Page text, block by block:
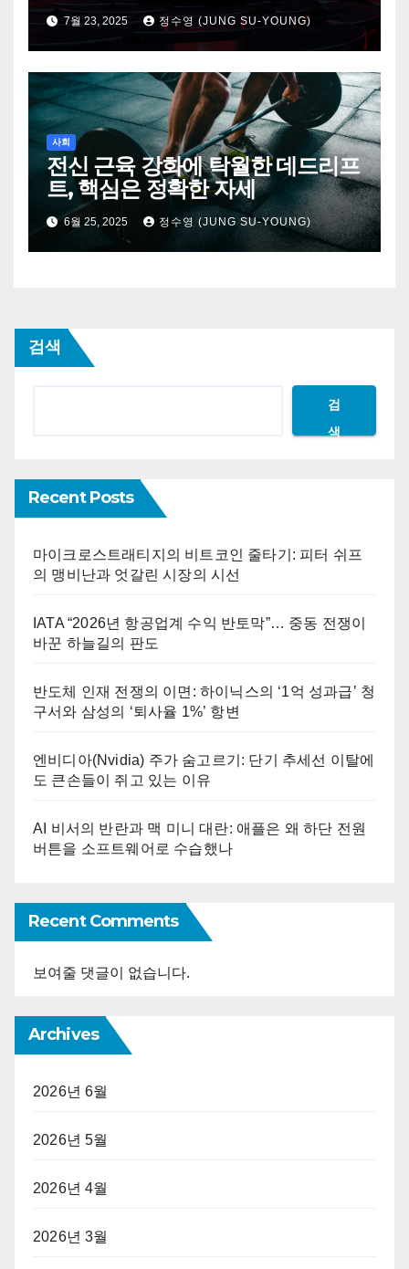
제7월 23, 2025 정수영 (JUNG SU-YOUNG)
사회
전신 근육 강화에 탁월한 데드리프
트, 핵심은 정확한 자세
6월 25, 2025 정수영 (JUNG SU-YOUNG)
검색
검
색
Recent Posts
마이크로스트래티지의 비트코인 줄타기: 피터 쉬프
의 맹비난과 엇갈린 시장의 시선
IATA “2026년 항공업계 수익 반토막”… 중동 전쟁이
바꾼 하늘길의 판도
반도체 인재 전쟁의 이면: 하이닉스의 ‘1억 성과급’ 청
구서와 삼성의 ‘퇴사율 1%’ 항변
엔비디아(Nvidia) 주가 숨고르기: 단기 추세선 이탈에
도 큰손들이 쥐고 있는 이유
AI 비서의 반란과 맥 미니 대란: 애플은 왜 하단 전원
버튼을 소프트웨어로 수습했나
Recent Comments
보여줄 댓글이 없습니다.
Archives
2026년 6월
2026년 5월
2026년 4월
2026년 3월